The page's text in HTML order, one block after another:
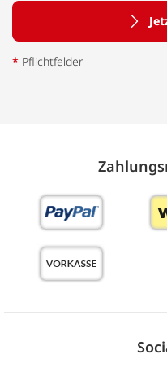
* Pflichtfelder